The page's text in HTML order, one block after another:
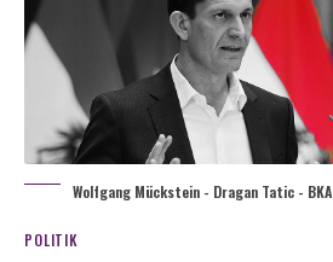
Wolfgang Mückstein - Dragan Tatic - BKA
POLITIK